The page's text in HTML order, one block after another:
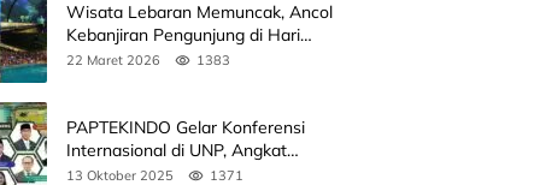
Wisata Lebaran Memuncak, Ancol
Kebanjiran Pengunjung di Hari
Kedua
22 Maret 2026 1383
PAPTEKINDO Gelar Konferensi
Internasional di UNP, Angkat
Kolaborasi Pendidikan Vokasi,
13 Oktober 2025 1371